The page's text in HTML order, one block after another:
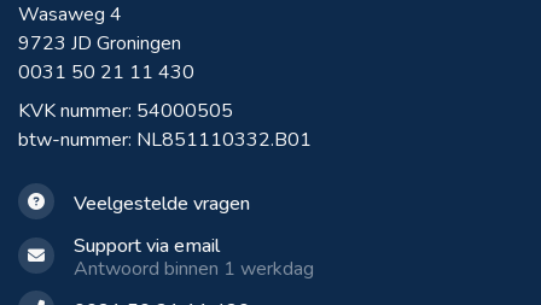
Wasaweg 4
9723 JD Groningen
0031 50 21 11 430
KVK nummer: 54000505
btw-nummer: NL851110332.B01
Veelgestelde vragen
Support via email
Antwoord binnen 1 werkdag